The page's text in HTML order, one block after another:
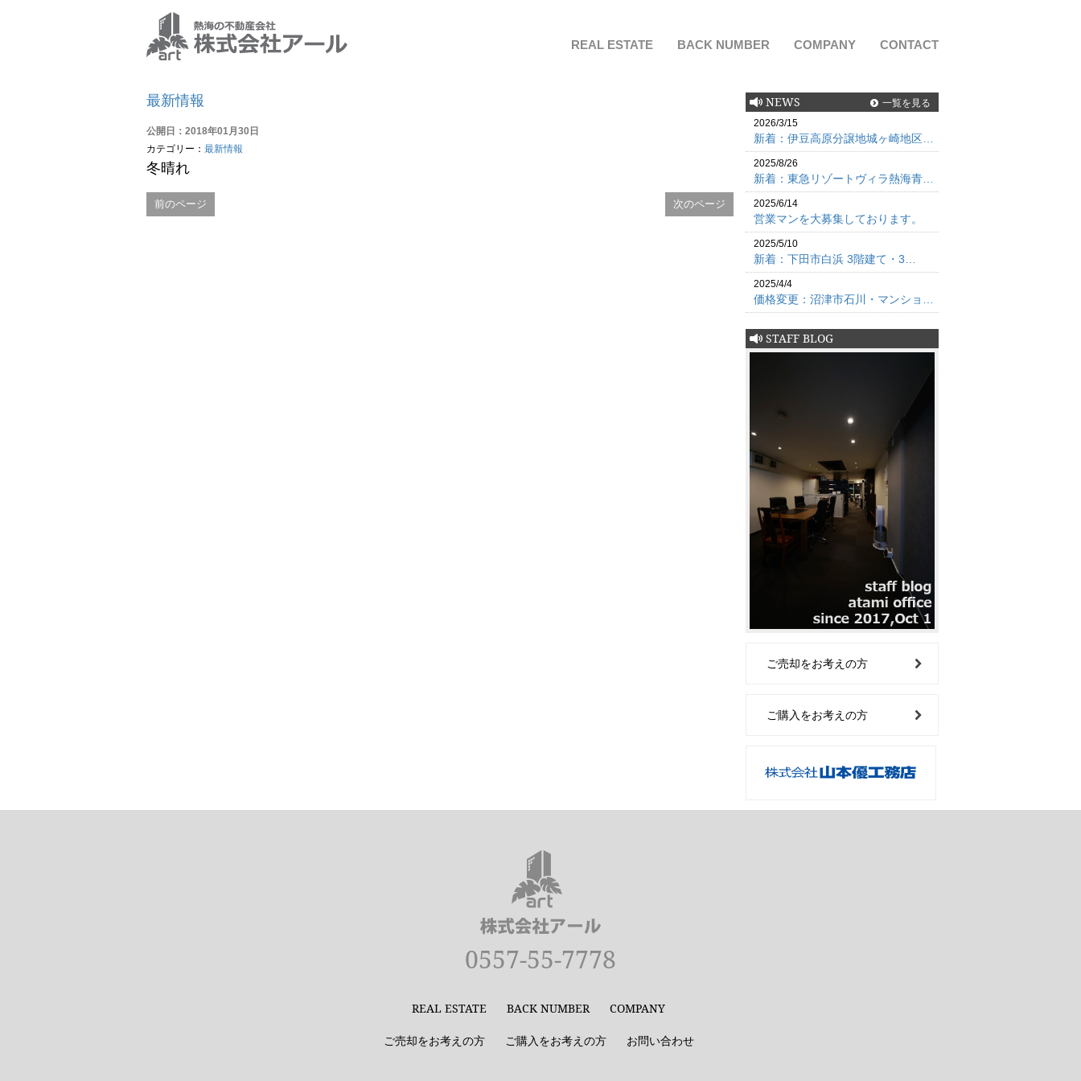
REAL ESTATE BACK NUMBER COMPANY CONTACT
最新情報
公開日：2018年01月30日
カテゴリー： 最新情報
冬晴れ
前のページ 次のページ
NEWS 一覧を見る
2026/3/15
新着：伊豆高原分譲地城ヶ崎地区…
2025/8/26
新着：東急リゾートヴィラ熱海青…
2025/6/14
営業マンを大募集しております。
2025/5/10
新着：下田市白浜 3階建て・3…
2025/4/4
価格変更：沼津市石川・マンショ…
STAFF BLOG
ご売却をお考えの方
ご購入をお考えの方
0557-55-7778
REAL ESTATE BACK NUMBER COMPANY
ご売却をお考えの方 ご購入をお考えの方 お問い合わせ